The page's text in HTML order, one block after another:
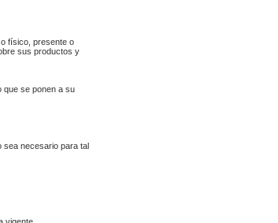
físico, presente o
sus productos y
que se ponen a su
sea necesario para tal